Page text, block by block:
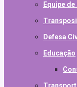
Equipe
Defesa
Educação